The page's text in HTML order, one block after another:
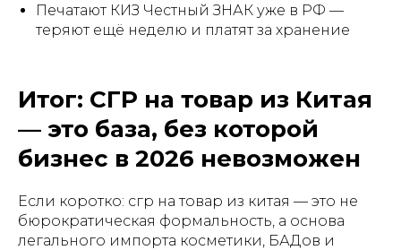
Печатают КИЗ Честный ЗНАК уже в РФ —
теряют ещё неделю и платят за хранение
Итог: СГР на товар из Китая
— это база, без которой
бизнес в 2026 невозможен
Если коротко: сгр на товар из китая — это не
бюрократическая формальность, а основа
легального импорта косметики, БАДов и